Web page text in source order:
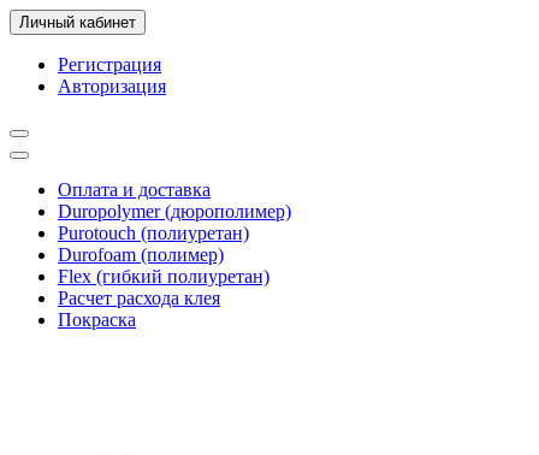
Личный кабинет
Регистрация
Авторизация
Оплата и доставка
Duropolymer (дюрополимер)
Purotouch (полиуретан)
Durofoam (полимер)
Flex (гибкий полиуретан)
Расчет расхода клея
Покраска